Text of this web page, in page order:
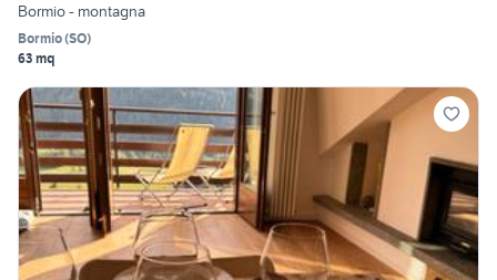
Bormio - montagna
Bormio(SO)
63 mq